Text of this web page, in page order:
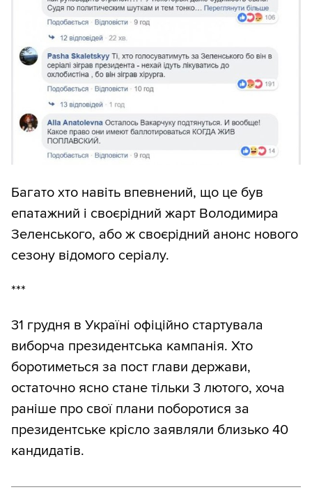
Багато хто навіть впевнений, що це був
епатажний і своєрідний жарт Володимира
Зеленського, або ж своєрідний анонс нового
сезону відомого серіалу.
***
31 грудня в Україні офіційно стартувала
виборча президентська кампанія. Хто
боротиметься за пост глави держави,
остаточно ясно стане тільки 3 лютого, хоча
раніше про свої плани поборотися за
президентське крісло заявляли близько 40
кандидатів.